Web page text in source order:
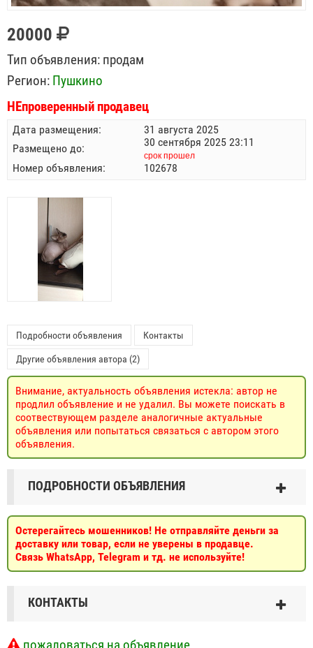
20000
Тип объявления: продам
Регион: Пушкино
НЕпроверенный продавец
Дата размещения:
31 августа 2025
Размещено до:
30 сентября 2025 23:11
срок прошел
Номер объявления: 102678
Подробности объявления Контакты
Другие объявления автора (2)
Внимание, актуальность объявления истекла: автор не
продлил объявление и не удалил. Вы можете поискать в
соотвествующем разделе аналогичные актуальные
объявления или попытаться связаться с автором этого
объявления.
ПОДРОБНОСТИ ОБЪЯВЛЕНИЯ
Остерегайтесь мошенников! Не отправляйте деньги за
доставку или товар, если не уверены в продавце.
Связь WhatsApp, Telegram и тд. не используйте!
КОНТАКТЫ
пожаловаться на объявление